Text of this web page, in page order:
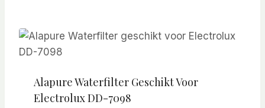
Alapure Waterfilter Geschikt Voor
Electrolux DD-7098